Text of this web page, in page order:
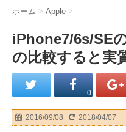
ホーム > Apple >
iPhone7/6s/SE
の比較すると実
0
2016/09/08 2018/04/07